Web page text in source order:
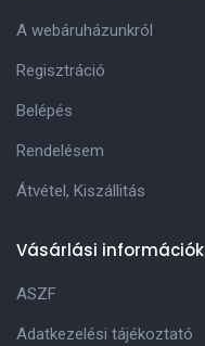
A webáruházunkról
Regisztráció
Belépés
Rendelésem
Átvétel, Kiszállitás
Vásárlási információk
ASZF
Adatkezelési tájékoztató